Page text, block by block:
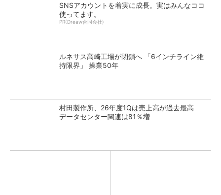
SNSアカウントを着実に成長。実はみんなココ
使ってます。
PR(Dreaw合同会社)
ルネサス高崎工場が閉鎖へ 「6インチライン維
持限界」 操業50年
村田製作所、26年度1Qは売上高が過去最高
データセンター関連は81％増